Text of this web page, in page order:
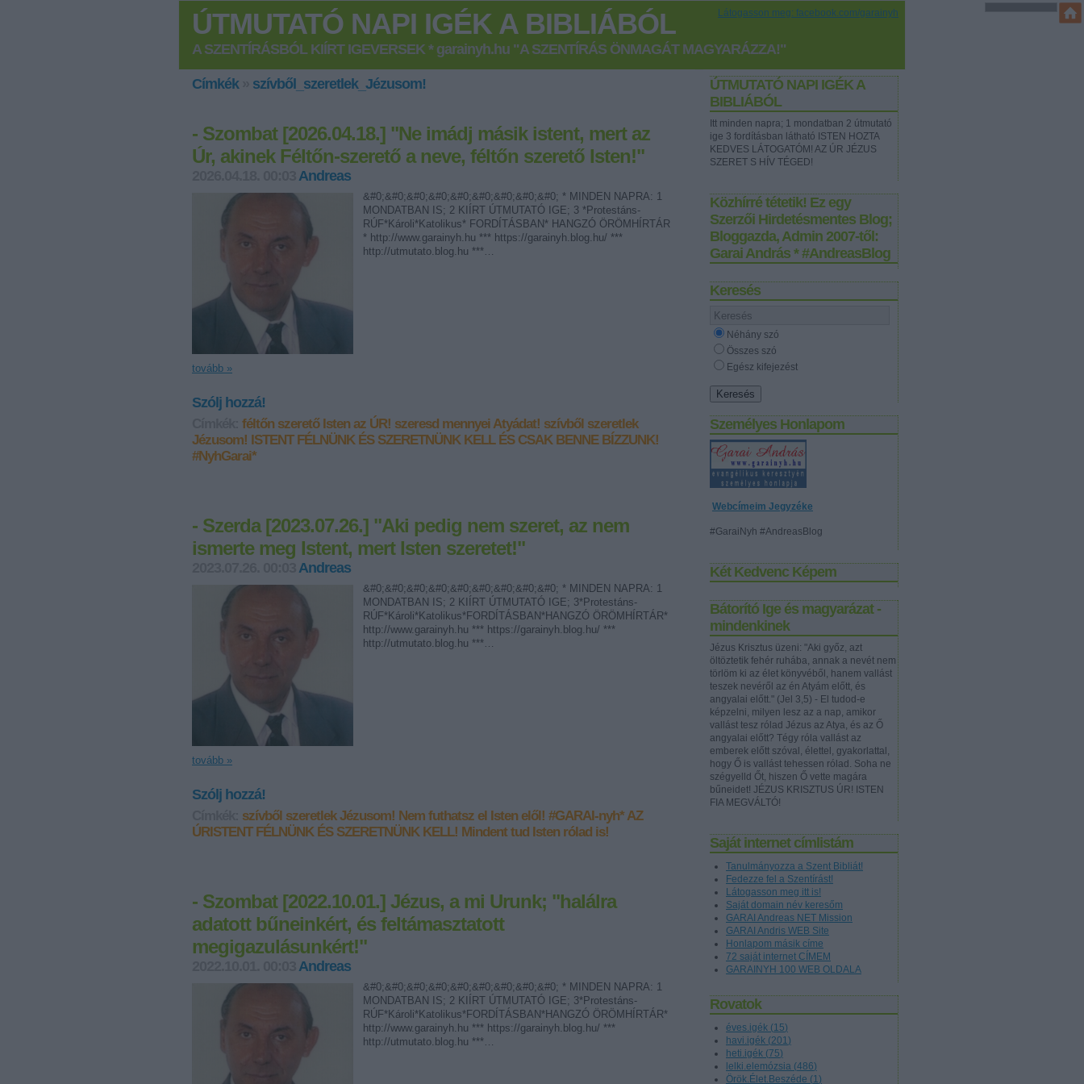
Látogasson meg: facebook.com/garainyh
ÚTMUTATÓ NAPI IGÉK A BIBLIÁBÓL
A SZENTÍRÁSBÓL KIÍRT IGEVERSEK * garainyh.hu "A SZENTÍRÁS ÖNMAGÁT MAGYARÁZZA!"
ÚTMUTATÓ NAPI IGÉK A
BIBLIÁBÓL
Itt minden napra; 1 mondatban 2 útmutató
ige 3 fordításban látható ISTEN HOZTA
KEDVES LÁTOGATÓM! AZ ÚR JÉZUS
SZERET S HÍV TÉGED!
Közhírré tétetik! Ez egy
Szerzői Hirdetésmentes Blog;
Bloggazda, Admin 2007-től:
Garai András * #AndreasBlog
Keresés
Néhány szó
Összes szó
Egész kifejezést
Személyes Honlapom
Webcímeim Jegyzéke
#GaraiNyh #AndreasBlog
Két Kedvenc Képem
Bátorító Ige és magyarázat -
mindenkinek
Jézus Krisztus üzeni: "Aki győz, azt
öltöztetik fehér ruhába, annak a nevét nem
törlöm ki az élet könyvéből, hanem vallást
teszek nevéről az én Atyám előtt, és
angyalai előtt." (Jel 3,5) - El tudod-e
képzelni, milyen lesz az a nap, amikor
vallást tesz rólad Jézus az Atya, és az Ő
angyalai előtt? Tégy róla vallást az
emberek előtt szóval, élettel, gyakorlattal,
hogy Ő is vallást tehessen rólad. Soha ne
szégyelld Őt, hiszen Ő vette magára
bűneidet! JÉZUS KRISZTUS ÚR! ISTEN
FIA MEGVÁLTÓ!
Saját internet címlistám
Tanulmányozza a Szent Bibliát!
Fedezze fel a Szentírást!
Látogasson meg itt is!
Saját domain név keresőm
GARAI Andreas NET Mission
GARAI Andris WEB Site
Honlapom másik címe
72 saját internet CÍMEM
GARAINYH 100 WEB OLDALA
Rovatok
éves.igék (15)
havi.igék (201)
heti.igék (75)
lelki.elemózsia (486)
Örök.Élet.Beszéde (1)
Címkék» szívből_szeretlek_Jézusom!
- Szombat [2026.04.18.] "Ne imádj másik istent, mert az
Úr, akinek Féltőn-szerető a neve, féltőn szerető Isten!"
Andreas
&#0;&#0;&#0;&#0;&#0;&#0;&#0;&#0;&#0; * MINDEN NAPRA: 1
MONDATBAN IS; 2 KIÍRT ÚTMUTATÓ IGE; 3 *Protestáns-
RÚF*Károli*Katolikus* FORDÍTÁSBAN* HANGZÓ ÖRÖMHÍRTÁR
* http://www.garainyh.hu *** https://garainyh.blog.hu/ ***
http://utmutato.blog.hu ***…
tovább »
Szólj hozzá!
féltőn szerető Isten az ÚR! szeresd mennyei Atyádat! szívből szeretlek
Jézusom! ISTENT FÉLNÜNK ÉS SZERETNÜNK KELL ÉS CSAK BENNE BÍZZUNK!
#NyhGarai*
- Szerda [2023.07.26.] "Aki pedig nem szeret, az nem
ismerte meg Istent, mert Isten szeretet!"
Andreas
&#0;&#0;&#0;&#0;&#0;&#0;&#0;&#0;&#0; * MINDEN NAPRA: 1
MONDATBAN IS; 2 KIÍRT ÚTMUTATÓ IGE; 3*Protestáns-
RÚF*Károli*Katolikus*FORDÍTÁSBAN*HANGZÓ ÖRÖMHÍRTÁR*
http://www.garainyh.hu *** https://garainyh.blog.hu/ ***
http://utmutato.blog.hu ***…
tovább »
Szólj hozzá!
szívből szeretlek Jézusom! Nem futhatsz el Isten elől! #GARAI-nyh*AZ
ÚRISTENT FÉLNÜNK ÉS SZERETNÜNK KELL! Mindent tud Isten rólad is!
- Szombat [2022.10.01.] Jézus, a mi Urunk; "halálra
adatott bűneinkért, és feltámasztatott
megigazulásunkért!"
Andreas
&#0;&#0;&#0;&#0;&#0;&#0;&#0;&#0;&#0; * MINDEN NAPRA: 1
MONDATBAN IS; 2 KIÍRT ÚTMUTATÓ IGE; 3*Protestáns-
RÚF*Károli*Katolikus*FORDÍTÁSBAN*HANGZÓ ÖRÖMHÍRTÁR*
http://www.garainyh.hu *** https://garainyh.blog.hu/ ***
http://utmutato.blog.hu ***…